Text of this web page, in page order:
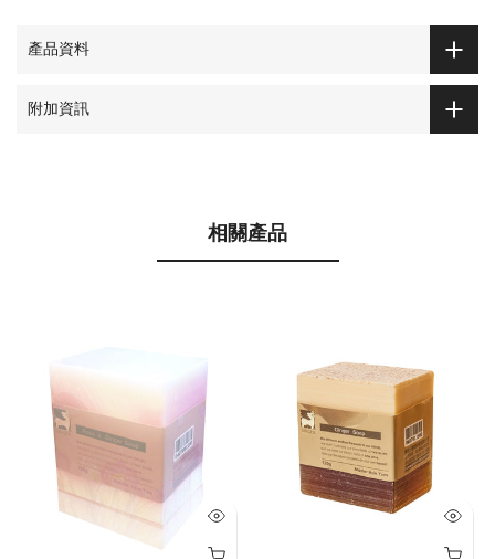
產品資料
附加資訊
相關產品